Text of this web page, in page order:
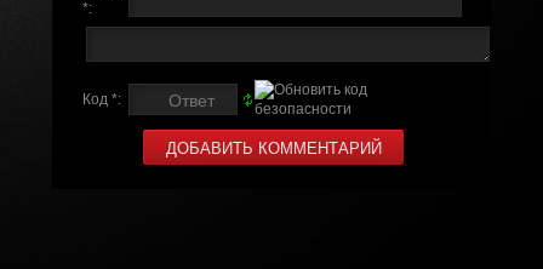
*:
Код *: